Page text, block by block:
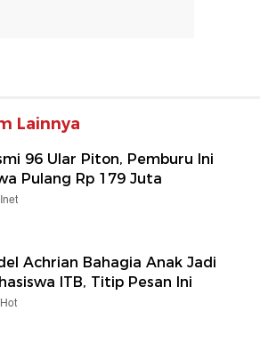
Lainnya
96 Ular Piton, Pemburu Ini
Pulang Rp 179 Juta
Achrian Bahagia Anak Jadi
ITB, Titip Pesan Ini